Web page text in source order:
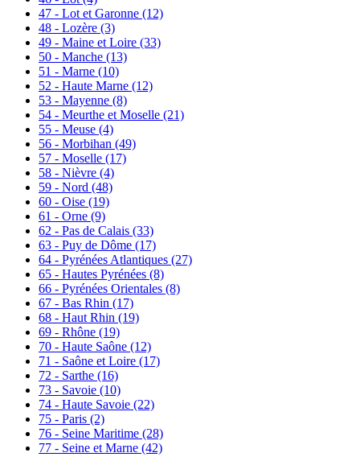
47 - Lot et Garonne (12)
48 - Lozère (3)
49 - Maine et Loire (33)
50 - Manche (13)
51 - Marne (10)
52 - Haute Marne (12)
53 - Mayenne (8)
54 - Meurthe et Moselle (21)
55 - Meuse (4)
56 - Morbihan (49)
57 - Moselle (17)
58 - Nièvre (4)
59 - Nord (48)
60 - Oise (19)
61 - Orne (9)
62 - Pas de Calais (33)
63 - Puy de Dôme (17)
64 - Pyrénées Atlantiques (27)
65 - Hautes Pyrénées (8)
66 - Pyrénées Orientales (8)
67 - Bas Rhin (17)
68 - Haut Rhin (19)
69 - Rhône (19)
70 - Haute Saône (12)
71 - Saône et Loire (17)
72 - Sarthe (16)
73 - Savoie (10)
74 - Haute Savoie (22)
75 - Paris (2)
76 - Seine Maritime (28)
77 - Seine et Marne (42)